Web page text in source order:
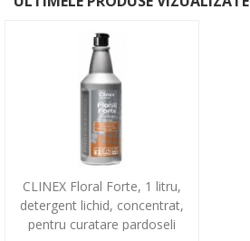
CLINEX Floral Forte, 1 litru,
detergent lichid, concentrat,
pentru curatare pardoseli